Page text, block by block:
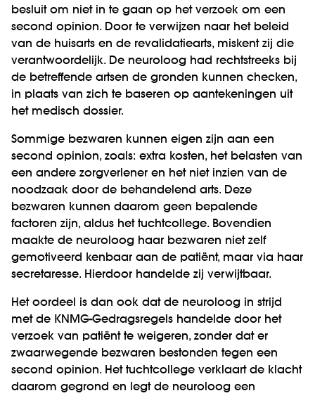
besluit om niet in te gaan op het verzoek om een
second opinion. Door te verwijzen naar het beleid
van de huisarts en de revalidatiearts, miskent zij die
verantwoordelijk. De neuroloog had rechtstreeks bij
de betreffende artsen de gronden kunnen checken,
in plaats van zich te baseren op aantekeningen uit
het medisch dossier.
Sommige bezwaren kunnen eigen zijn aan een
second opinion, zoals: extra kosten, het belasten van
een andere zorgverlener en het niet inzien van de
noodzaak door de behandelend arts. Deze
bezwaren kunnen daarom geen bepalende
factoren zijn, aldus het tuchtcollege. Bovendien
maakte de neuroloog haar bezwaren niet zelf
gemotiveerd kenbaar aan de patiënt, maar via haar
secretaresse. Hierdoor handelde zij verwijtbaar.
Het oordeel is dan ook dat de neuroloog in strijd
met de KNMG-Gedragsregels handelde door het
verzoek van patiënt te weigeren, zonder dat er
zwaarwegende bezwaren bestonden tegen een
second opinion. Het tuchtcollege verklaart de klacht
daarom gegrond en legt de neuroloog een